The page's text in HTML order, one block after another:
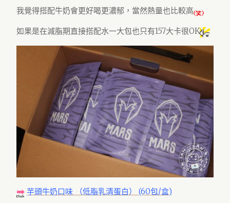
我覺得搭配牛奶會更好喝更濃郁，當然熱量也比較高
如果是在減脂期直接搭配水一大包也只有157大卡很OK
芋頭牛奶口味 （低脂乳清蛋白） (60包/盒)